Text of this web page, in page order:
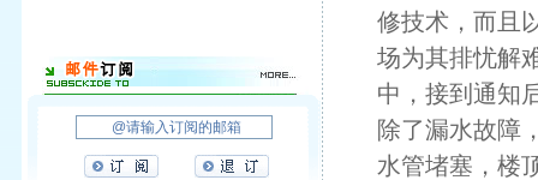
修技术，而且
场为其排忧解
中，接到通知
除了漏水故障
水管堵塞，楼